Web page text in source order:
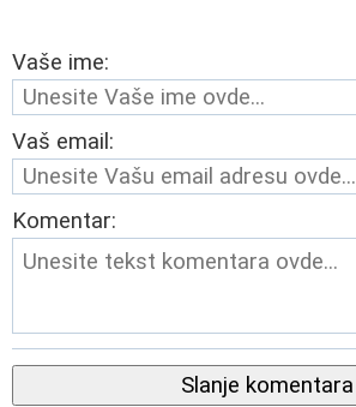
Vaše ime:
Vaš email:
Komentar:
Slanje komentara